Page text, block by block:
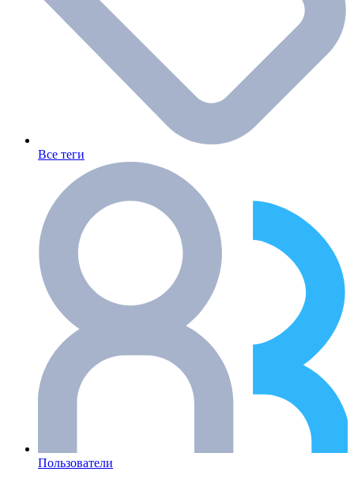
Все теги
Пользователи